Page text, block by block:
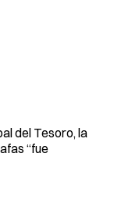
del Tesoro, la
“fue